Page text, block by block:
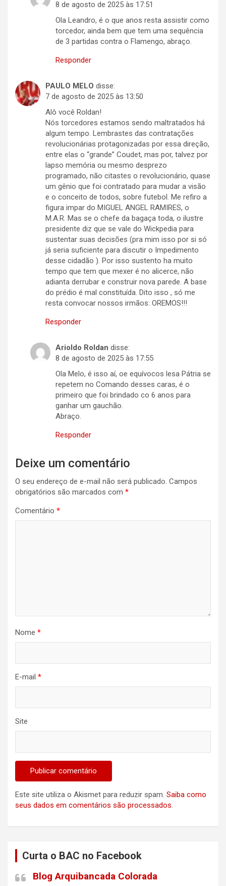
8 de agosto de 2025 às 17:51
Ola Leandro, é o que anos resta assistir como
torcedor, ainda bem que tem uma sequência
de 3 partidas contra o Flamengo, abraço.
Responder
PAULO MELO disse:
7 de agosto de 2025 às 13:50
Alô você Roldan!
Nós torcedores estamos sendo maltratados há
algum tempo. Lembrastes das contratações
revolucionárias protagonizadas por essa direção,
entre elas o “grande” Coudet, mas por, talvez por
lapso memória ou mesmo desprezo
programado, não citastes o revolucionário, quase
um gênio que foi contratado para mudar a visão
e o conceito de todos, sobre futebol. Me refiro a
figura impar do MIGUEL ANGEL RAMIRES, o
M.A.R. Mas se o chefe da bagaça toda, o ilustre
presidente diz que se vale do Wickpedia para
sustentar suas decisões (pra mim isso por si só
já seria suficiente para discutir o Impedimento
desse cidadão ). Por isso sustento ha muito
tempo que tem que mexer é no alicerce, não
adianta derrubar e construir nova parede. A base
do prédio é mal constituída. Dito isso , só me
resta convocar nossos irmãos: OREMOS!!!
Responder
Arioldo Roldan disse:
8 de agosto de 2025 às 17:55
Ola Melo, é isso aí, oe equívocos lesa Pátria se
repetem no Comando desses caras, é o
primeiro que foi brindado co 6 anos para
ganhar um gauchão.
Abraço.
Responder
Deixe um comentário
O seu endereço de e-mail não será publicado. Campos
obrigatórios são marcados com *
Comentário *
Nome *
E-mail *
Site
Este site utiliza o Akismet para reduzir spam. Saiba como
seus dados em comentários são processados.
Curta o BAC no Facebook
Blog Arquibancada Colorada